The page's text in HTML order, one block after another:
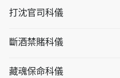
打沈官司科儀
斷酒禁賭科儀
藏魂保命科儀